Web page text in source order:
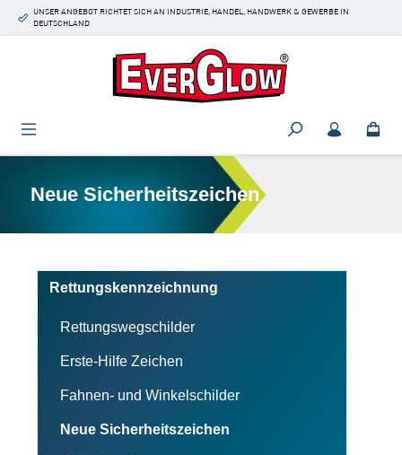
Zum Hauptinhalt springen
UNSER ANGEBOT RICHTET SICH AN INDUSTRIE, HANDEL, HANDWERK & GEWERBE IN
DEUTSCHLAND
Neue Sicherheitszeichen
Rettungskennzeichnung
Rettungswegschilder
Erste-Hilfe Zeichen
Fahnen- und Winkelschilder
Neue Sicherheitszeichen